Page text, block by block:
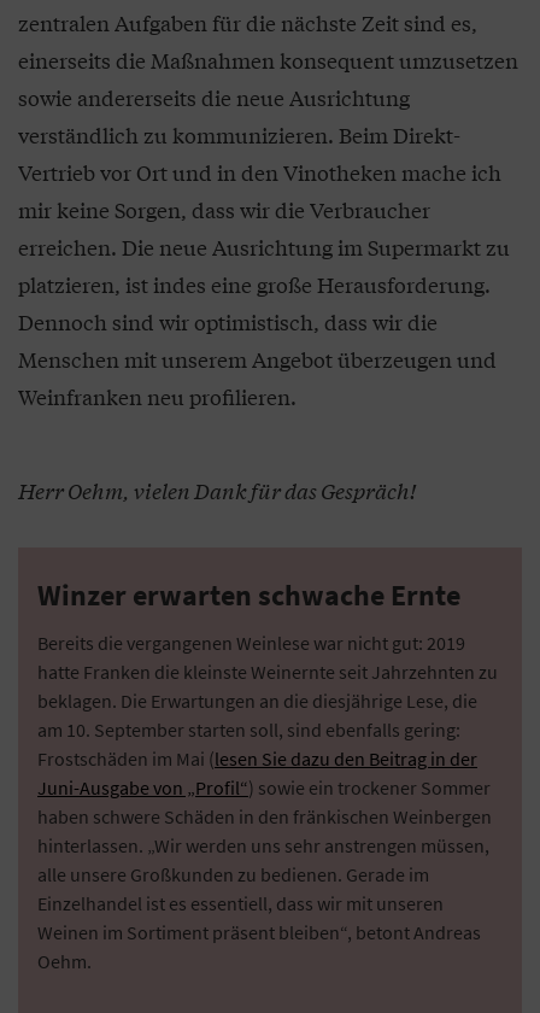
zentralen Aufgaben für die nächste Zeit sind es,
einerseits die Maßnahmen konsequent umzusetzen
sowie andererseits die neue Ausrichtung
verständlich zu kommunizieren. Beim Direkt-
Vertrieb vor Ort und in den Vinotheken mache ich
mir keine Sorgen, dass wir die Verbraucher
erreichen. Die neue Ausrichtung im Supermarkt zu
platzieren, ist indes eine große Herausforderung.
Dennoch sind wir optimistisch, dass wir die
Menschen mit unserem Angebot überzeugen und
Weinfranken neu profilieren.
Herr Oehm, vielen Dank für das Gespräch!
Winzer erwarten schwache Ernte
Bereits die vergangenen Weinlese war nicht gut: 2019
hatte Franken die kleinste Weinernte seit Jahrzehnten zu
beklagen. Die Erwartungen an die diesjährige Lese, die
am 10. September starten soll, sind ebenfalls gering:
Frostschäden im Mai (lesen Sie dazu den Beitrag in der
Juni-Ausgabe von „Profil“) sowie ein trockener Sommer
haben schwere Schäden in den fränkischen Weinbergen
hinterlassen. „Wir werden uns sehr anstrengen müssen,
alle unsere Großkunden zu bedienen. Gerade im
Einzelhandel ist es essentiell, dass wir mit unseren
Weinen im Sortiment präsent bleiben“, betont Andreas
Oehm.